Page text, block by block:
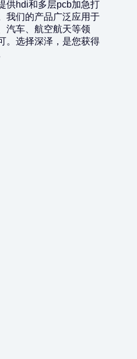
供hdi和多层pcb加急打
我们的产品广泛应用于
汽车、航空航天等领
。选择深泽，是您获得